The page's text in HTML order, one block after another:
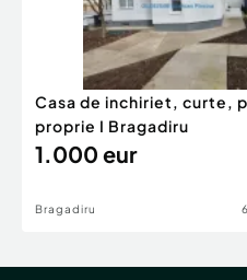
Casa de inchiriet, curte,
proprie I Bragadiru
1.000 eur
Bragadiru